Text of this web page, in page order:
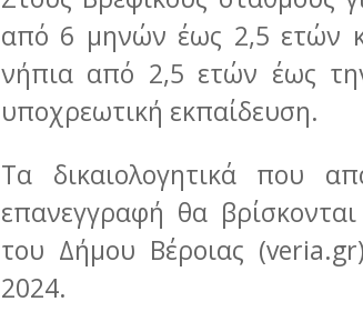
από 6 μηνών έως 2,5 ετών
νήπια από 2,5 ετών έως
υποχρεωτική εκπαίδευση.
Τα δικαιολογητικά που
επανεγγραφή θα
του Δήμου Βέροιας
2024.